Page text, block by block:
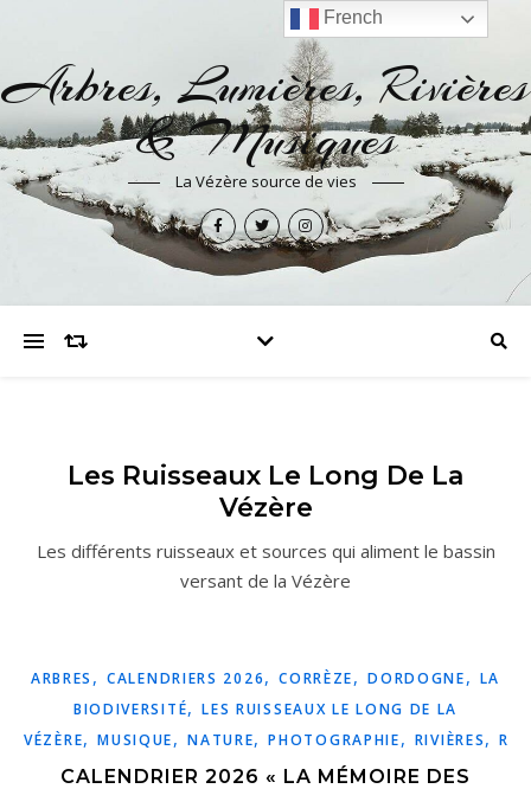
Arbres, Lumières, Rivières
& Musiques
La Vézère source de vies
Les Ruisseaux Le Long De La
Vézère
Les différents ruisseaux et sources qui aliment le bassin
versant de la Vézère
ARBRES ,CALENDRIERS 2026,CORRÈZE,DORDOGNE, LA
BIODIVERSITÉ,LES RUISSEAUX LE LONG DE LA
VÉZÈRE,MUSIQUE,NATURE,PHOTOGRAPHIE, RIVIÈRES,
CALENDRIER 2026 « LA MÉMOIRE DES
French